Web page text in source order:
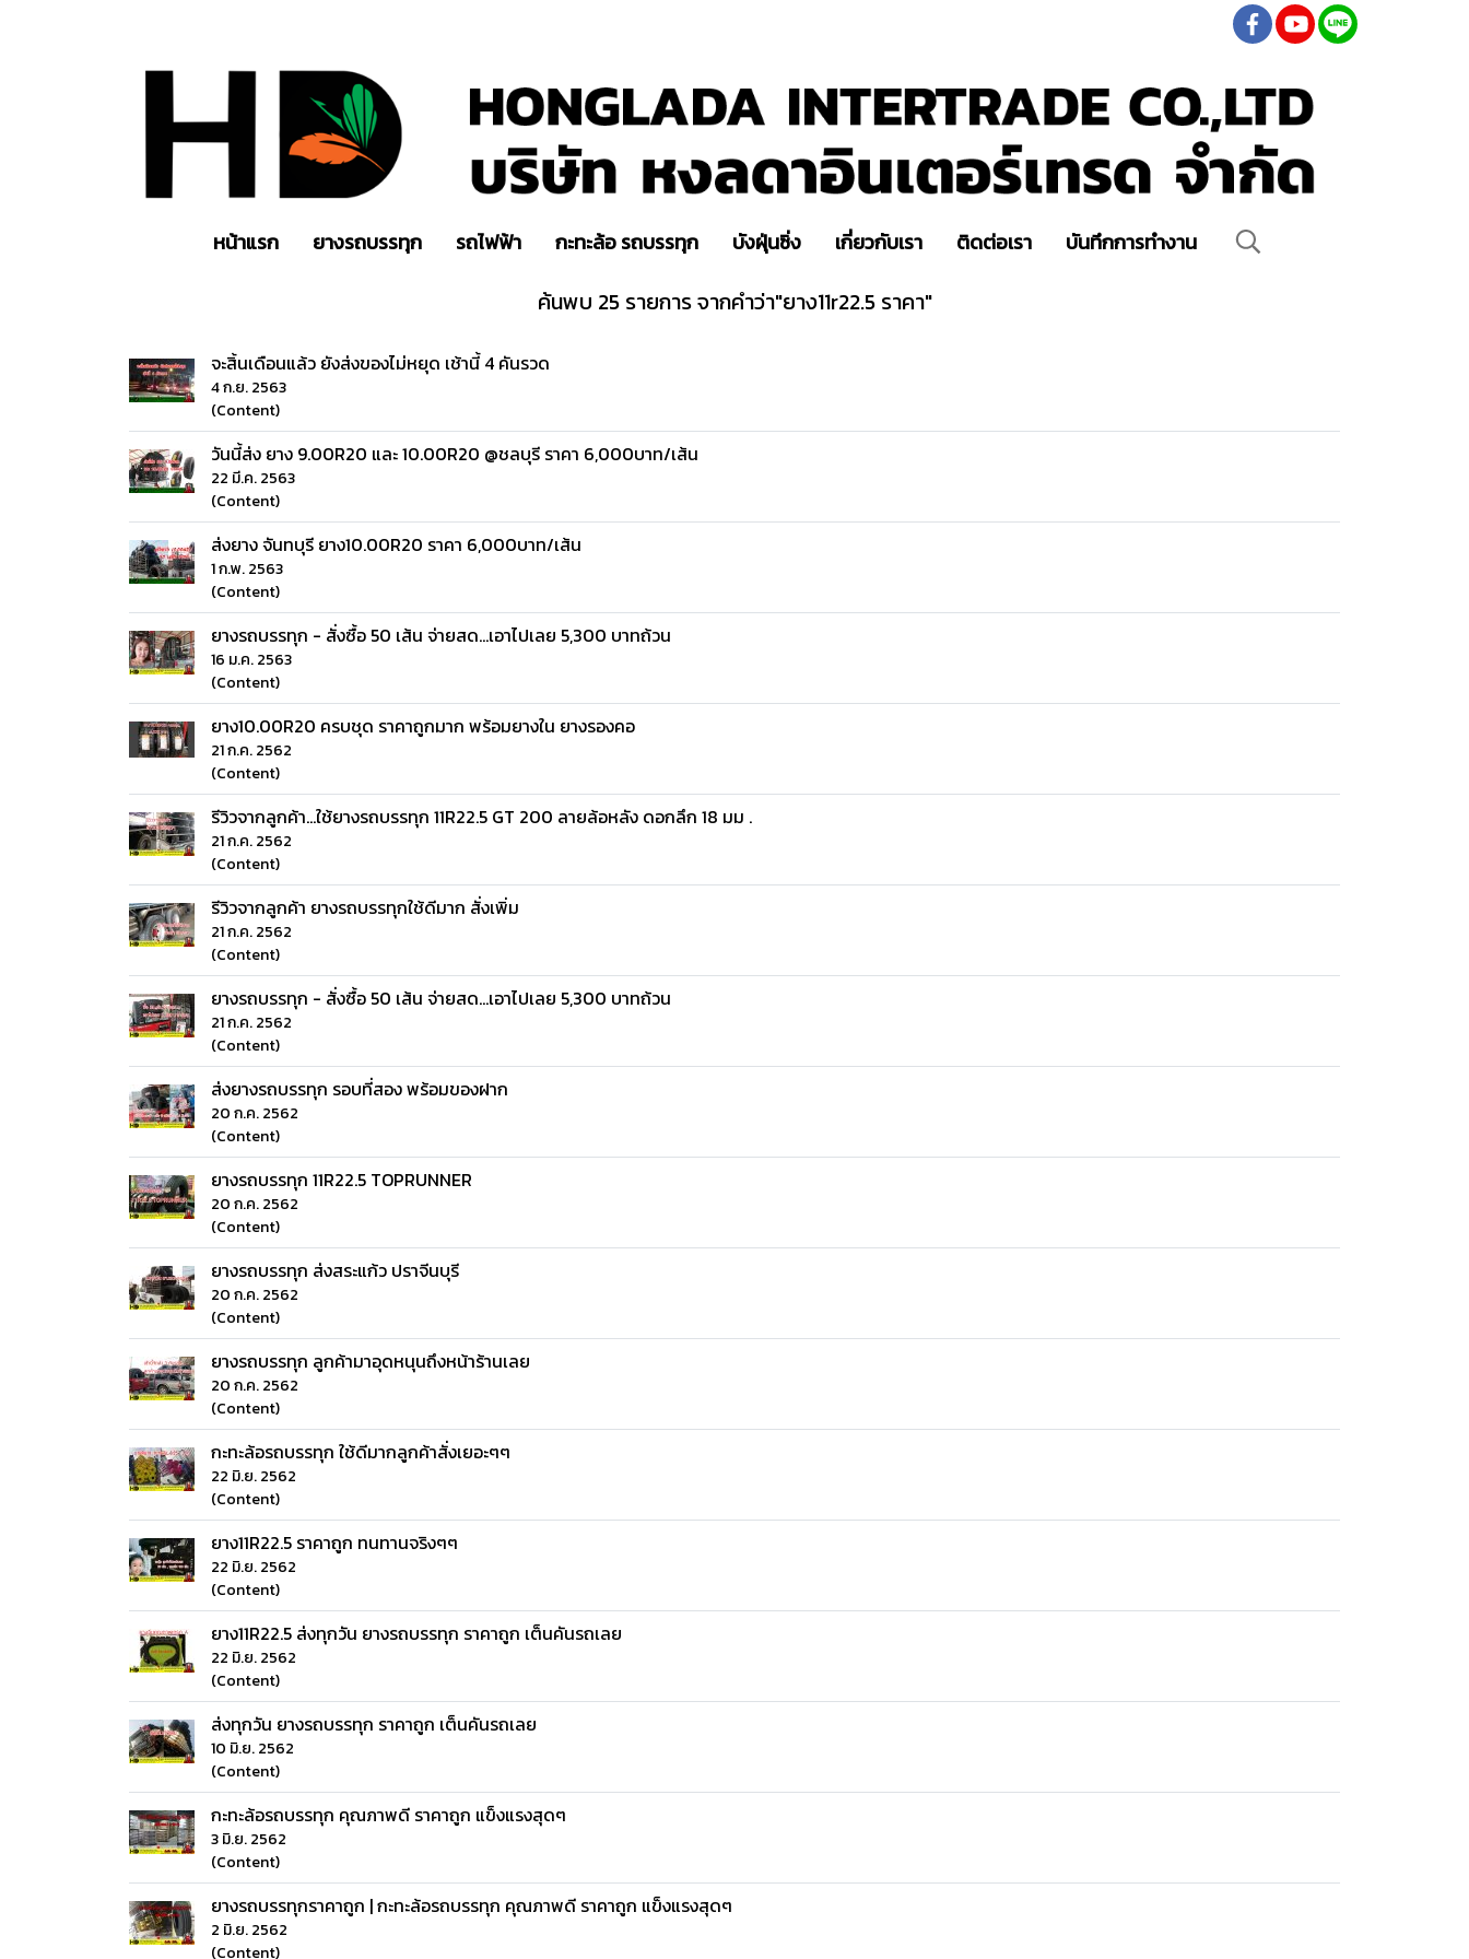
หน้าแรก ยางรถบรรทุก รถไฟฟ้า กะทะล้อ รถบรรทุก บังฝุ่นซิ่ง เกี่ยวกับเรา ติดต่อเรา บันทึกการทำงาน
ค้นพบ 25 รายการ จากคำว่า"ยาง11r22.5 ราคา"
จะสิ้นเดือนแล้ว ยังส่งของไม่หยุด เช้านี้ 4 คันรวด
4 ก.ย. 2563
(Content)
วันนี้ส่ง ยาง 9.00R20 และ 10.00R20 @ชลบุรี ราคา 6,000บาท/เส้น
22 มี.ค. 2563
(Content)
ส่งยาง จันทบุรี ยาง10.00R20 ราคา 6,000บาท/เส้น
1 ก.พ. 2563
(Content)
ยางรถบรรทุก - สั่งซื้อ 50 เส้น จ่ายสด...เอาไปเลย 5,300 บาทถ้วน
16 ม.ค. 2563
(Content)
ยาง10.00R20 ครบชุด ราคาถูกมาก พร้อมยางใน ยางรองคอ
21 ก.ค. 2562
(Content)
รีวิวจากลูกค้า...ใช้ยางรถบรรทุก 11R22.5 GT 200 ลายล้อหลัง ดอกลึก 18 มม .
21 ก.ค. 2562
(Content)
รีวิวจากลูกค้า ยางรถบรรทุกใช้ดีมาก สั่งเพิ่ม
21 ก.ค. 2562
(Content)
ยางรถบรรทุก - สั่งซื้อ 50 เส้น จ่ายสด...เอาไปเลย 5,300 บาทถ้วน
21 ก.ค. 2562
(Content)
ส่งยางรถบรรทุก รอบที่สอง พร้อมของฝาก
20 ก.ค. 2562
(Content)
ยางรถบรรทุก 11R22.5 TOPRUNNER
20 ก.ค. 2562
(Content)
ยางรถบรรทุก ส่งสระแก้ว ปราจีนบุรี
20 ก.ค. 2562
(Content)
ยางรถบรรทุก ลูกค้ามาอุดหนุนถึงหน้าร้านเลย
20 ก.ค. 2562
(Content)
กะทะล้อรถบรรทุก ใช้ดีมากลูกค้าสั่งเยอะๆๆ
22 มิ.ย. 2562
(Content)
ยาง11R22.5 ราคาถูก ทนทานจริงๆๆ
22 มิ.ย. 2562
(Content)
ยาง11R22.5 ส่งทุกวัน ยางรถบรรทุก ราคาถูก เต็นคันรถเลย
22 มิ.ย. 2562
(Content)
ส่งทุกวัน ยางรถบรรทุก ราคาถูก เต็นคันรถเลย
10 มิ.ย. 2562
(Content)
กะทะล้อรถบรรทุก คุณภาพดี ราคาถูก แข็งแรงสุดๆ
3 มิ.ย. 2562
(Content)
ยางรถบรรทุกราคาถูก | กะทะล้อรถบรรทุก คุณภาพดี ราคาถูก แข็งแรงสุดๆ
2 มิ.ย. 2562
(Content)